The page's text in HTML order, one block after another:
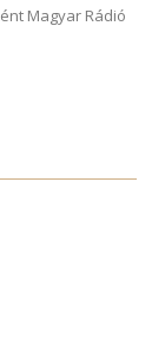
Magyar Rádió